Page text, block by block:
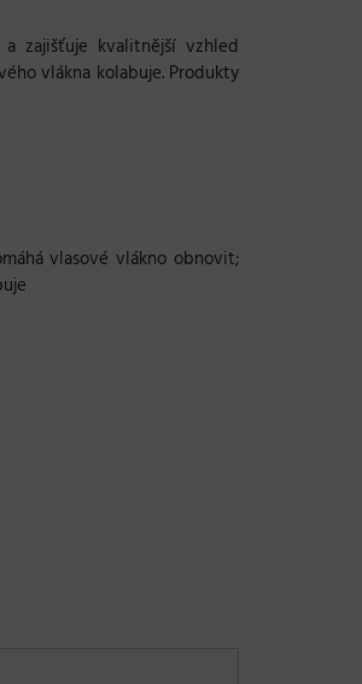
zajišťuje kvalitnější vzhled
vlákna kolabuje. Produkty
vlasové vlákno obnovit;